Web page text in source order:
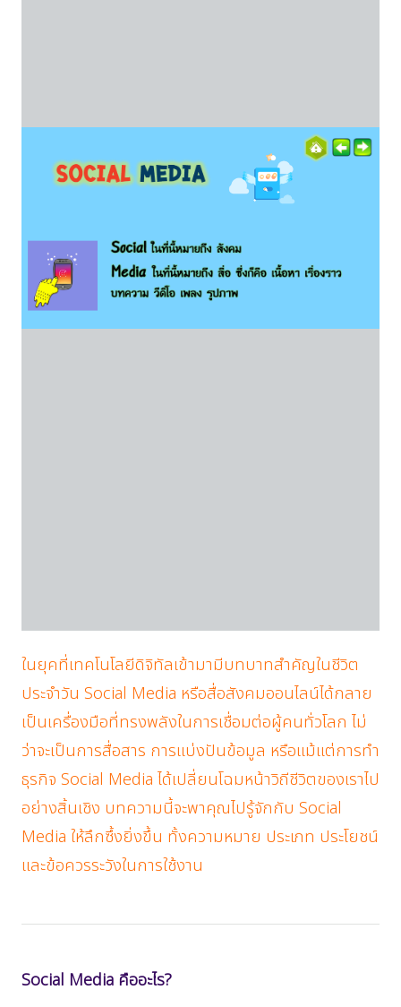
ในยุคที่เทคโนโลยีดิจิทัลเข้ามามีบทบาทสำคัญในชีวิต
ประจำวัน Social Media หรือสื่อสังคมออนไลน์ได้กลาย
เป็นเครื่องมือที่ทรงพลังในการเชื่อมต่อผู้คนทั่วโลก ไม่
ว่าจะเป็นการสื่อสาร การแบ่งปันข้อมูล หรือแม้แต่การทำ
ธุรกิจ Social Media ได้เปลี่ยนโฉมหน้าวิถีชีวิตของเราไป
อย่างสิ้นเชิง บทความนี้จะพาคุณไปรู้จักกับ Social
Media ให้ลึกซึ้งยิ่งขึ้น ทั้งความหมาย ประเภท ประโยชน์
และข้อควรระวังในการใช้งาน
Social Media คืออะไร?